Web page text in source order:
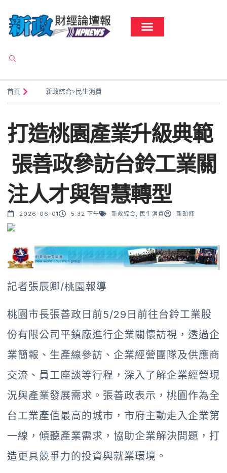
首頁 新政綜合>民生消費
打造桃園產業升級典範
張善政參訪台鈴工業關
注人才與智慧轉型
2026-06-01 5:32 下午 新政綜合 民生消費 新頭條
記者張辰卿/桃園報導
桃園市長張善政日前5/29日前往台鈴工業股
份有限公司平鎮廠進行企業關懷訪視，透過企
業簡報、生產線參訪、企業經營團隊及供應商
交流、員工座談等行程，深入了解企業經營現
況與產業發展需求。張善政表示，桃園作為全
台工業產值最高的城市，市府主動走入企業第
一線，傾聽產業需求，協助企業解決問題，打
造更具競爭力的投資與就業環境。